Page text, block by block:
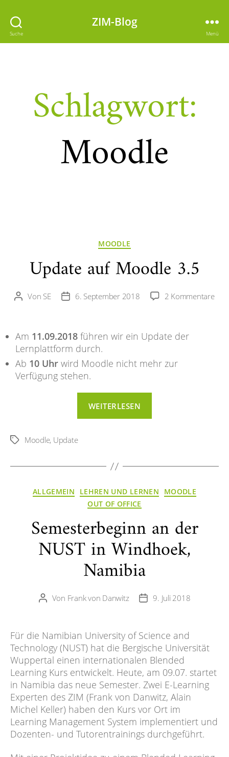
Suche
ZIM-Blog
Menü
Schlagwort:
Moodle
Kategorien
MOODLE
Update auf Moodle 3.5
Beitragsautor
Von SE Veröffentlichungsdatum
6. September 2018 2 Kommentarezu
Am 11.09.2018 führen wir ein Update der
Lernplattform durch.
Ab 10 Uhr wird Moodle nicht mehr zur
Verfügung stehen.
WEITERLESEN
Schlagwörter
Moodle, Update
Kategorien
ALLGEMEIN LEHREN UND LERNEN
MOODLE
OUT OF OFFICE
Semesterbeginn an der
NUST in Windhoek,
Namibia
Beitragsautor
Von Frank von Danwitz Veröffentlichungsdatum
9. Juli 2018
Für die Namibian University of Science and
Technology (NUST) hat die Bergische Universität
Wuppertal einen internationalen Blended
Learning Kurs entwickelt. Heute, am 09.07. startet
in Namibia das neue Semester. Zwei E-Learning
Experten des ZIM (Frank von Danwitz, Alain
Michel Keller) haben den Kurs vor Ort im
Learning Management System implementiert und
Dozenten- und Tutorentrainings durchgeführt.